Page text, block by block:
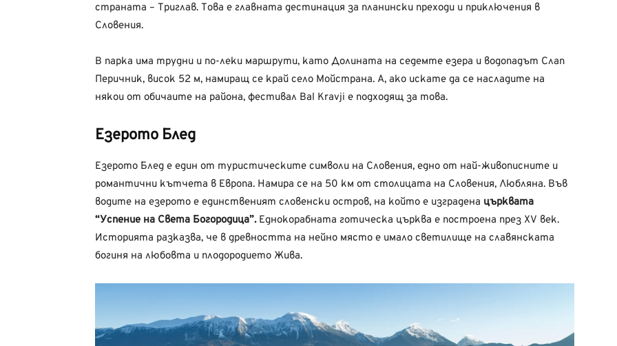
страната – Триглав. Това е главната дестинация за планински преходи и приключения в
Словения.
В парка има трудни и по-леки маршрути, като Долината на седемте езера и водопадът Слап
Перичник, висок 52 м, намиращ се край село Мойстрана. А, ако искате да се насладите на
някои от обичаите на района, фестивал Bal Kravji е подходящ за това.
Езерото Блед
Езерото Блед е един от туристическите символи на Словения, едно от най-живописните и
романтични кътчета в Европа. Намира се на 50 км от столицата на Словения, Любляна. Във
водите на езерото е единственият словенски остров, на който е изградена църквата
“Успение на Света Богородица”.Еднокорабната готическа църква е построена през XV век.
Историята разказва, че в древността на нейно място е имало светилище на славянската
богиня на любовта и плодородието Жива.